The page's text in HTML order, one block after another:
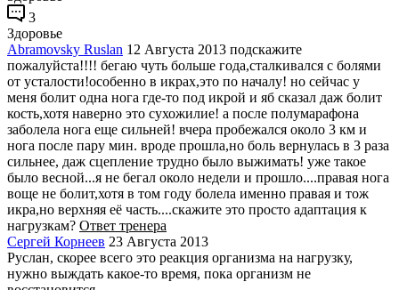
3
Здоровье
Abramovsky Ruslan 12 Августа 2013 подскажите
пожалуйста!!!! бегаю чуть больше года,сталкивался с болями
от усталости!особенно в икрах,это по началу! но сейчас у
меня болит одна нога где-то под икрой и яб сказал даж болит
кость,хотя наверно это сухожилие! а после полумарафона
заболела нога еще сильней! вчера пробежался около 3 км и
нога после пару мин. вроде прошла,но боль вернулась в 3 раза
сильнее, даж сцепление трудно было выжимать! уже такое
было весной...я не бегал около недели и прошло....правая нога
воще не болит,хотя в том году болела именно правая и тож
икра,но верхняя её часть....скажите это просто адаптация к
нагрузкам? Ответ тренера
Сергей Корнеев 23 Августа 2013
Руслан, скорее всего это реакция организма на нагрузку,
нужно выждать какое-то время, пока организм не